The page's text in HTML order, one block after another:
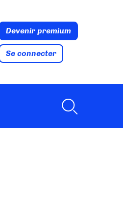
Devenir premium
Se connecter